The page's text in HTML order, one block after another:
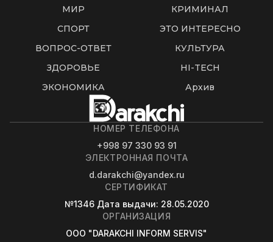
МИР
КРИМИНАЛ
СПОРТ
ЭТО ИНТЕРЕСНО
ВОПРОС-ОТВЕТ
КУЛЬТУРА
ЗДОРОВЬЕ
HI-TECH
ЭКОНОМИКА
Архив
НОМЕР ТЕЛЕФОНА
+998 97 330 93 91
ЭЛЕКТРОННАЯ ПОЧТА
d.darakchi@yandex.ru
СЕРТИФИКАТ
№1346 Дата выдачи: 28.05.2020
ОРГАНИЗАЦИЯ
OOO "DARAKCHI INFORM SERVIS"